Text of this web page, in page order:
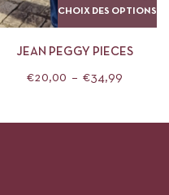
CHOIX DES OPTIONS
JEAN PEGGY PIECES
€20,00 – €34,99